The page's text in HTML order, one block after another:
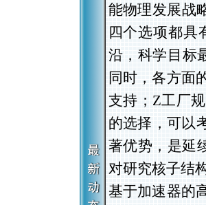
能物理发展战
四个选项都具
沿，科学目标
同时，各方面
支持；Z工厂
的选择，可以
著优势，是延
对研究核子结
基于加速器的